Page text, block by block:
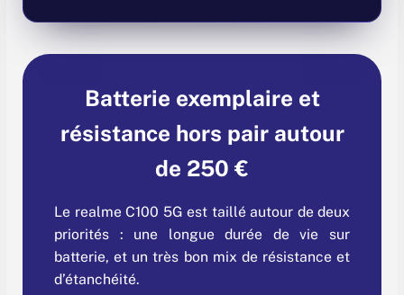
Batterie exemplaire et
résistance hors pair autour
de 250 €
Le realme C100 5G est taillé autour de deux
priorités : une longue durée de vie sur
batterie, et un très bon mix de résistance et
d’étanchéité.